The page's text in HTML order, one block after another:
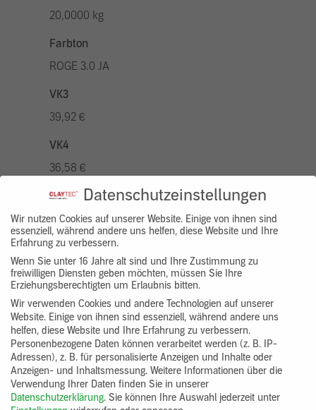
20,0000 kg
Farbton
ROGE 3.0 JA
VK3
39,92 €
VK4
36,58 €
VK5
46,56 €
VK7
33,26 €
Gruppenprodukt
yosima_designputz_eimer
Datenschutzeinstellungen
Wir nutzen Cookies auf unserer Website. Einige von ihnen sind
essenziell, während andere uns helfen, diese Website und Ihre
Erfahrung zu verbessern.
Wenn Sie unter 16 Jahre alt sind und Ihre Zustimmung zu
freiwilligen Diensten geben möchten, müssen Sie Ihre
Erziehungsberechtigten um Erlaubnis bitten.
Wir verwenden Cookies und andere Technologien auf unserer
Website. Einige von ihnen sind essenziell, während andere uns
helfen, diese Website und Ihre Erfahrung zu verbessern.
Personenbezogene Daten können verarbeitet werden (z. B. IP-
Adressen), z. B. für personalisierte Anzeigen und Inhalte oder
Anzeigen- und Inhaltsmessung. Weitere Informationen über die
Verwendung Ihrer Daten finden Sie in unserer
Datenschutzerklärung. Sie können Ihre Auswahl jederzeit unter